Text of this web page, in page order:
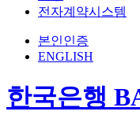
전자계약시스템
본인인증
ENGLISH
한국은행